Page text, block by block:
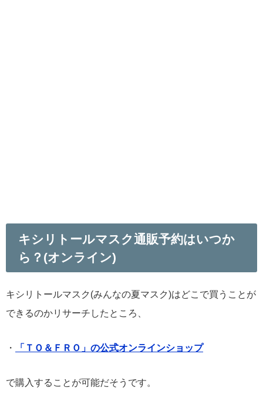
キシリトールマスク通販予約はいつか
ら？(オンライン)
キシリトールマスク(みんなの夏マスク)はどこで買うことが
できるのかリサーチしたところ、
・ 「ＴＯ＆ＦＲＯ」の公式オンラインショップ
で購入することが可能だそうです。